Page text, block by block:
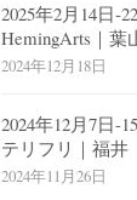
2025年2月14日-
HemingArts｜葉
2024年12月18日
2024年12月7日-
テリフリ｜福井
2024年11月26日